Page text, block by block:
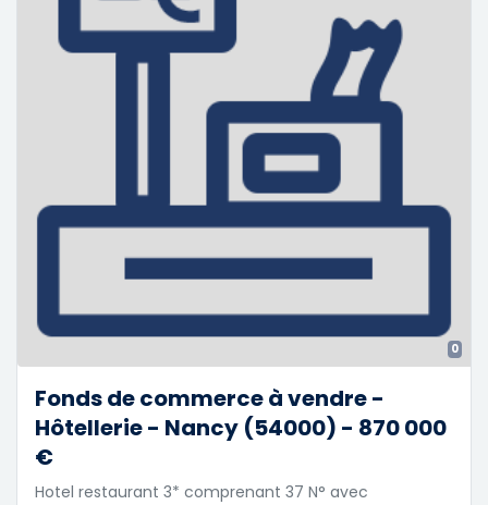
0
Fonds de commerce à vendre -
Hôtellerie - Nancy (54000) - 870 000
€
Hotel restaurant 3* comprenant 37 N° avec